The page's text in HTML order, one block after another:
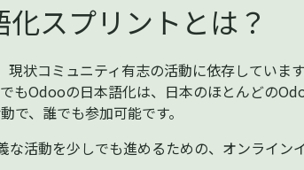
スプリントとは？
状コミュニティ有志の活動に依存していま
もOdooの日本語化は、日本のほとんどの
で、誰でも参加可能です。
活動を少しでも進めるための、オンライン